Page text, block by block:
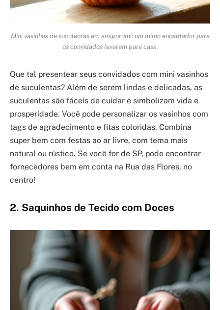
Mini vasinhos de suculentas em amigurumi: um mimo encantador para
os convidados levarem para casa.
Que tal presentear seus convidados com mini vasinhos
de suculentas? Além de serem lindas e delicadas, as
suculentas são fáceis de cuidar e simbolizam vida e
prosperidade. Você pode personalizar os vasinhos com
tags de agradecimento e fitas coloridas. Combina
super bem com festas ao ar livre, com tema mais
natural ou rústico. Se você for de SP, pode encontrar
fornecedores bem em conta na Rua das Flores, no
centro!
2. Saquinhos de Tecido com Doces